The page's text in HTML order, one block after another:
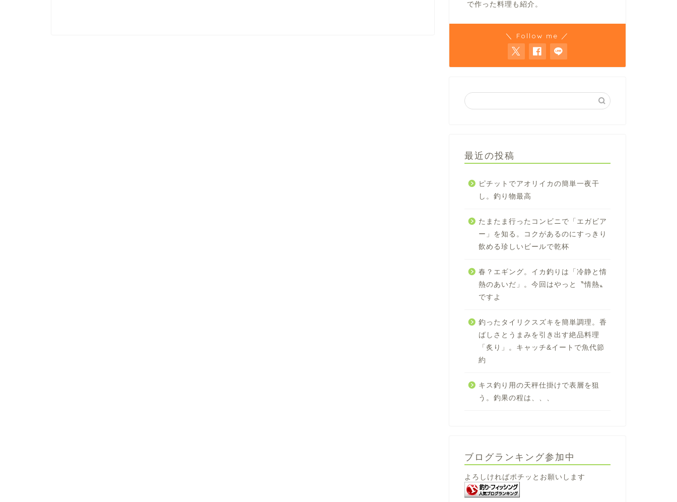
で作った料理も紹介。
＼ Follow me ／
最近の投稿
ピチットでアオリイカの簡単一夜干
し。釣り物最高
たまたま行ったコンビニで「エガビア
ー」を知る。コクがあるのにすっきり
飲める珍しいビールで乾杯
春？エギング。イカ釣りは「冷静と情
熱のあいだ」。今回はやっと〝情熱〟
ですよ
釣ったタイリクスズキを簡単調理。香
ばしさとうまみを引き出す絶品料理
「炙り」。キャッチ&イートで魚代節
約
キス釣り用の天秤仕掛けで表層を狙
う。釣果の程は、、、
ブログランキング参加中
よろしければポチッとお願いします